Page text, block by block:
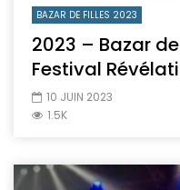
BAZAR DE FILLES 2023
2023 – Bazar
Festival
10 JUIN 2023
1.5K